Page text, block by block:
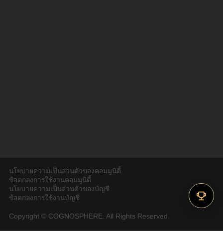
นโยบายความเป็นส่วนตัวของคอมมูนิตี้
ข้อตกลงการใช้งานคอมมูนิตี้
นโยบายความเป็นส่วนตัวของบัญชี
ข้อตกลงการใช้งานบัญชี
Copyright © COGNOSPHERE. All Rights Reserved.